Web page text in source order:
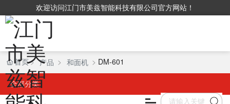
欢迎访问江门市美兹智能科技有限公司官方网站！
首页
产品中心
首页 产品 和面机 DM-601
全部分类